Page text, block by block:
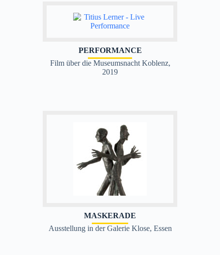
PERFORMANCE
Film über die Museumsnacht Koblenz,
2019
MASKERADE
Ausstellung in der Galerie Klose, Essen